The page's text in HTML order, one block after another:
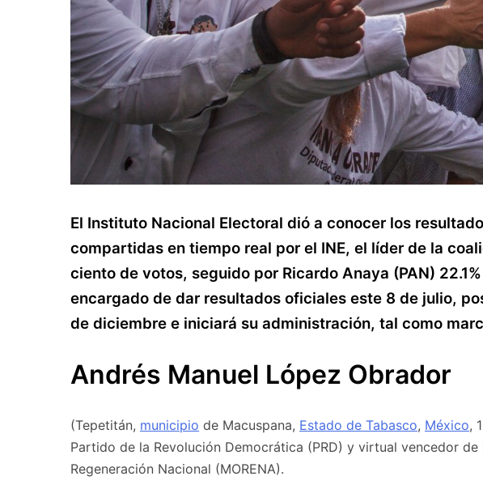
El Instituto Nacional Electoral dió a conocer los
compartidas en tiempo real por el INE, el líder de la
ciento de votos, seguido por Ricardo Anaya (PAN)
encargado de dar resultados oficiales este 8 de julio,
de diciembre e iniciará su administración, tal como
Andrés Manuel López Obrador
(Tepetitán, municipio de Macuspana, Estado de Tabasco, México,
Partido de la Revolución Democrática (PRD) y virtual vencedor
Regeneración Nacional (MORENA).